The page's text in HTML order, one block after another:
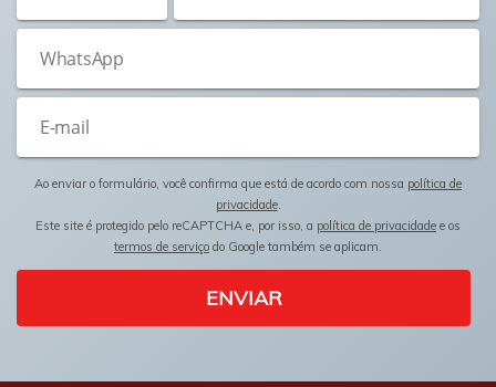
Ao enviar o formulário, você confirma que está de acordo com nossa política de
privacidade.
Este site é protegido pelo reCAPTCHA e, por isso, a política de privacidade e os
termos de serviço do Google também se aplicam.
ENVIAR